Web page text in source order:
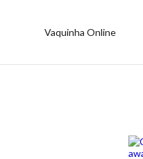
Vaquinha Online